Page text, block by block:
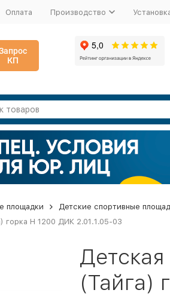
Оплата Производство
КП
площадки Детские спортивные
горка Н 1200 ДИК 2.01.1.05-03
(Тайга)